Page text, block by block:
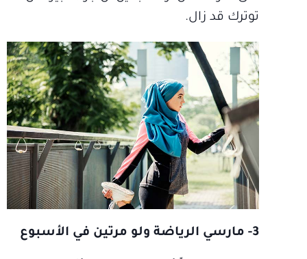
توترك قد زال.
3- مارسي الرياضة ولو مرتين في الأسبوع